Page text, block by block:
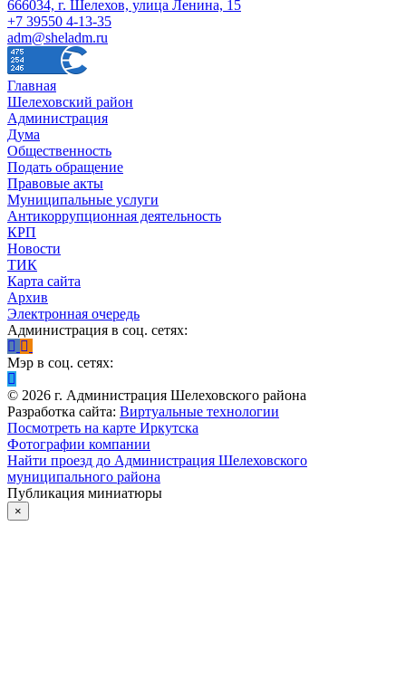
666034, г. Шелехов, улица Ленина, 15
+7 39550 4-13-35
adm@sheladm.ru
Главная
Шелеховский район
Администрация
Дума
Общественность
Подать обращение
Правовые акты
Муниципальные услуги
Антикоррупционная деятельность
КРП
Новости
ТИК
Карта сайта
Архив
Электронная очередь
Администрация в соц. сетях:
Мэр в соц. сетях:
© 2026 г. Администрация Шелеховского района
Разработка сайта: Виртуальные технологии
Посмотреть на карте Иркутска
Фотографии компании
Найти проезд до Администрация Шелеховского
муниципального района
Публикация миниатюры
×